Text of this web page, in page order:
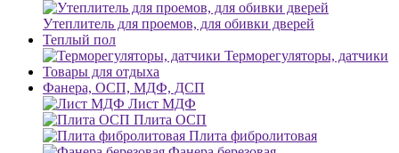
Утеплитель для проемов, для обивки дверей
Теплый пол
Терморегуляторы, датчики
Товары для отдыха
Фанера, ОСП, МДФ, ДСП
Лист МДФ
Плита ОСП
Плита фибролитовая